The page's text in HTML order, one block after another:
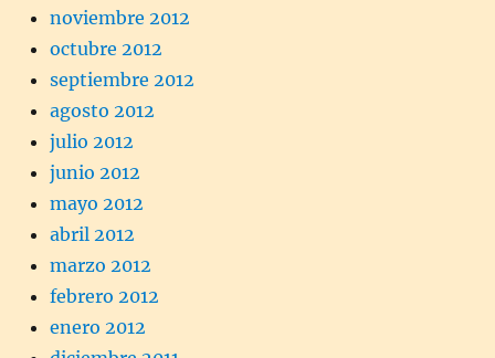
noviembre 2012
octubre 2012
septiembre 2012
agosto 2012
julio 2012
junio 2012
mayo 2012
abril 2012
marzo 2012
febrero 2012
enero 2012